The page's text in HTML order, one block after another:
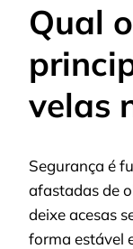
Qual
velas
Segurança é
afastadas de
deixe acesas
forma estável